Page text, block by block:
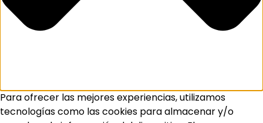
Para ofrecer las mejores experiencias, utilizamos
tecnologías como las cookies para almacenar y/o